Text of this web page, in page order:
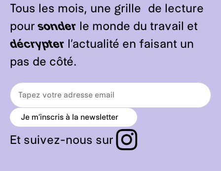
Tous les mois, une grille de lecture
pour sonder le monde du travail et
décrypter l’actualité en faisant un
pas de côté.
Je m’inscris à la newsletter
r
r
o
w
Et suivez-nous sur